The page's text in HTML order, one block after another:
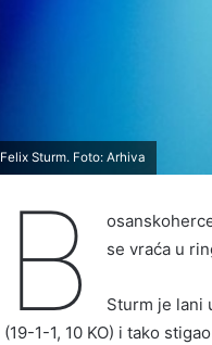
Felix Sturm. Foto: Arhiva
B
se vraća u
Sturm je lani
(19-1-1, 10 KO) i tako